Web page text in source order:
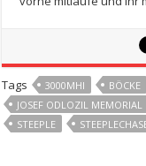
Tags 3000MHI BÖCKE
JOSEF ODLOZIL MEMORIAL
STEEPLE